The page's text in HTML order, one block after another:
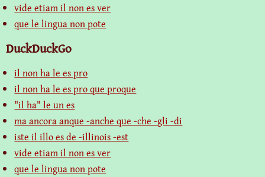
vide etiam il non es ver
que le lingua non pote
DuckDuckGo
il non ha le es pro
il non ha le es pro que proque
"il ha" le un es
ma ancora anque -anche que -che -gli -di
iste il illo es de -illinois -est
vide etiam il non es ver
que le lingua non pote